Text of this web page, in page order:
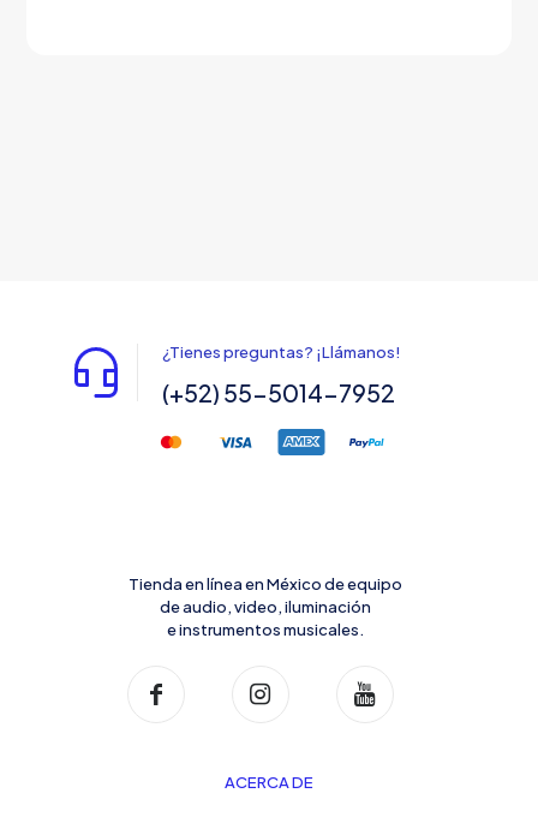
¿Tienes preguntas? ¡Llámanos!
(+52) 55-5014-7952
Tienda en línea en México de equipo
de audio, video, iluminación
e instrumentos musicales.
ACERCA DE